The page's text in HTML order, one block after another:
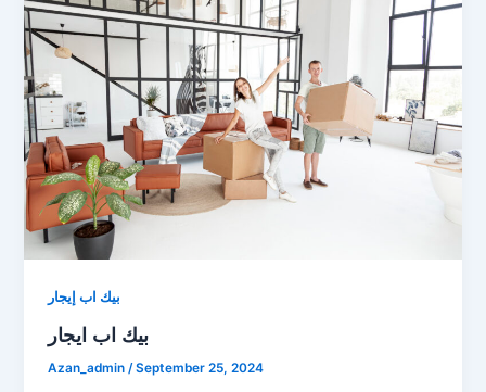
بيك اب إيجار
بيك اب ايجار
Azan_admin/September 25, 2024